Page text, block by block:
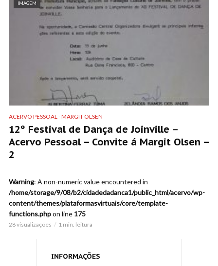
IMAGEM
ACERVO PESSOAL - MARGIT OLSEN
12º Festival de Dança de Joinville –
Acervo Pessoal – Convite á Margit Olsen –
2
Warning: A non-numeric value encountered in
/home/storage/9/08/b2/cidadedadanca1/public_html/acervo/wp-
content/themes/plataformasvirtuais/core/template-
functions.phpon line 175
28 visualizações 1 min. leitura
INFORMAÇÕES